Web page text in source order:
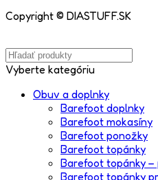
Copyright © DIASTUFF.SK
Vyberte kategóriu
Obuv a doplnky
Barefoot doplnky
Barefoot mokasíny
Barefoot ponožky
Barefoot topánky
Barefoot topánky –
Barefoot topánky